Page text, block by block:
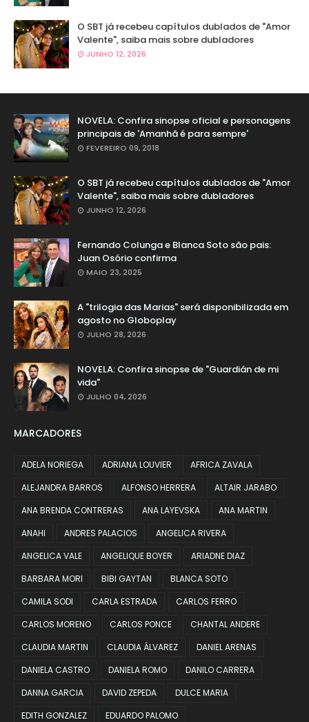
O SBT já recebeu capítulos dublados de "Amor
Valente", saiba mais sobre dubladores
JUNHO 12, 2026
NOVELA: Confira sinopse oficial e personagens
principais de 'Amanhã é para sempre'
FEVEREIRO 09, 2018
O SBT já recebeu capítulos dublados de "Amor
Valente", saiba mais sobre dubladores
JUNHO 12, 2026
Fernando Colunga e Blanca Soto são pais:
Juan Osório confirma
MAIO 23, 2025
A "trilogia das Marias" será disponibilizada em
agosto no Globoplay
JULHO 28, 2026
NOVELA: Confira sinopse de "Guardián de mi
vida"
JULHO 04, 2026
MARCADORES
ADELA NORIEGA ADRIANA LOUVIER
AFRICA ZAVALA
ALEJANDRA BARROS
ALFONSO HERRERA
ALTAIR JARABO
ANA BRENDA CONTRERAS
ANA LAYEVSKA
ANA MARTIN
ANAHI
ANDRES PALACIOS
ANGELICA RIVERA
ANGELICA VALE
ANGELIQUE BOYER
ARIADNE DIAZ
BARBARA MORI
BIBI GAYTAN
BLANCA SOTO
CAMILA SODI
CARLA ESTRADA
CARLOS FERRO
CARLOS MORENO
CARLOS PONCE
CHANTAL ANDERE
CLAUDIA MARTIN
CLAUDIA ÁLVAREZ
DANIEL ARENAS
DANIELA CASTRO
DANIELA ROMO
DANILO CARRERA
DANNA GARCIA
DAVID ZEPEDA
DULCE MARIA
EDITH GONZALEZ
EDUARDO PALOMO